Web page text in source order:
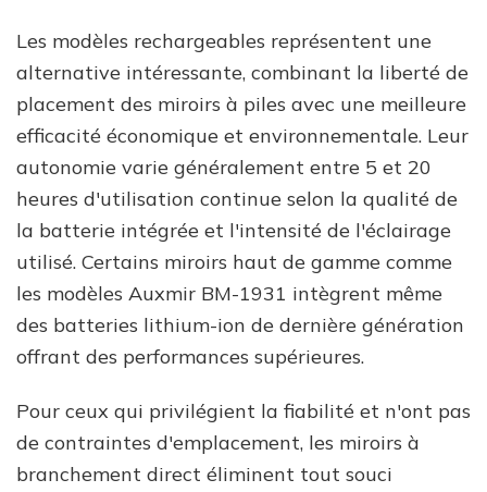
Les modèles rechargeables représentent une
alternative intéressante, combinant la liberté de
placement des miroirs à piles avec une meilleure
efficacité économique et environnementale. Leur
autonomie varie généralement entre 5 et 20
heures d'utilisation continue selon la qualité de
la batterie intégrée et l'intensité de l'éclairage
utilisé. Certains miroirs haut de gamme comme
les modèles Auxmir BM-1931 intègrent même
des batteries lithium-ion de dernière génération
offrant des performances supérieures.
Pour ceux qui privilégient la fiabilité et n'ont pas
de contraintes d'emplacement, les miroirs à
branchement direct éliminent tout souci